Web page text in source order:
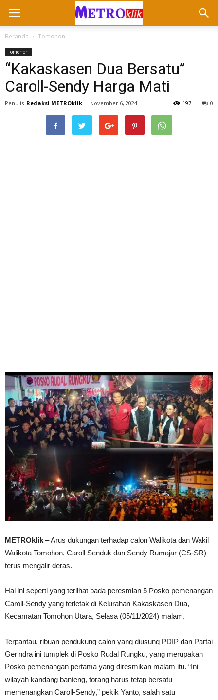
Beranda Tomohon
Tomohon
“Kakaskasen Dua Bersatu”
Caroll-Sendy Harga Mati
Penulis Redaksi METROklik - November 6, 2024 0
197
METROklik – Arus dukungan terhadap calon Walikota dan Wakil
Walikota Tomohon, Caroll Senduk dan Sendy Rumajar (CS-SR)
terus mengalir deras.
Hal ini seperti yang terlihat pada peresmian 5 Posko pemenangan
Caroll-Sendy yang terletak di Kelurahan Kakaskasen Dua,
Kecamatan Tomohon Utara, Selasa (05/11/2024) malam.
Terpantau, ribuan pendukung calon yang diusung PDIP dan Partai
Gerindra ini tumplek di Posko Rudal Rungku, yang merupakan
Posko pemenangan pertama yang diresmikan malam itu. “Ini
wilayah kandang banteng, torang harus tetap bersatu
memenangkan Caroll-Sendy,” pekik Yanto, salah satu